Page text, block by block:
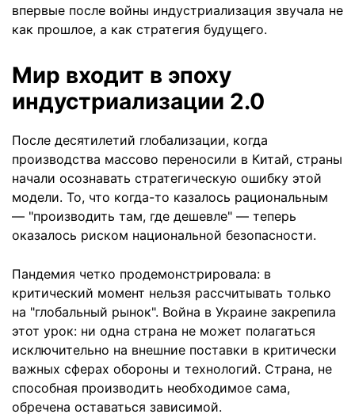
впервые после войны индустриализация звучала не
как прошлое, а как стратегия будущего.
Мир входит в эпоху
индустриализации 2.0
После десятилетий глобализации, когда
производства массово переносили в Китай, страны
начали осознавать стратегическую ошибку этой
модели. То, что когда-то казалось рациональным
— "производить там, где дешевле" — теперь
оказалось риском национальной безопасности.
Пандемия четко продемонстрировала: в
критический момент нельзя рассчитывать только
на "глобальный рынок". Война в Украине закрепила
этот урок: ни одна страна не может полагаться
исключительно на внешние поставки в критически
важных сферах обороны и технологий. Страна, не
способная производить необходимое сама,
обречена оставаться зависимой.